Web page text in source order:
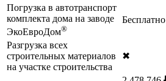
Погрузка в автотранспорт
комплекта дома на заводе
ЭкоЕвроДом®
Бесплатно
Разгрузка всех
строительных материалов
на участке строительства
✖